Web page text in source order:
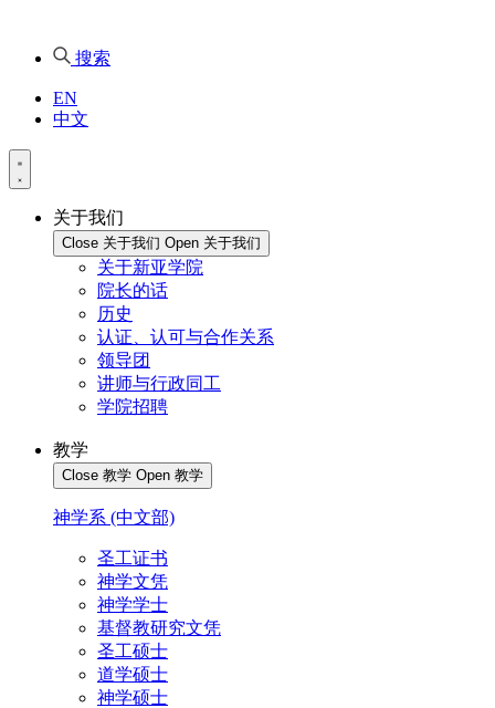
搜索
EN
中文
关于我们
Close 关于我们 Open 关于我们
关于新亚学院
院长的话
历史
认证、认可与合作关系
领导团
讲师与行政同工
学院招聘
教学
Close 教学 Open 教学
神学系 (中文部)
圣工证书
神学文凭
神学学士
基督教研究文凭
圣工硕士
道学硕士
神学硕士